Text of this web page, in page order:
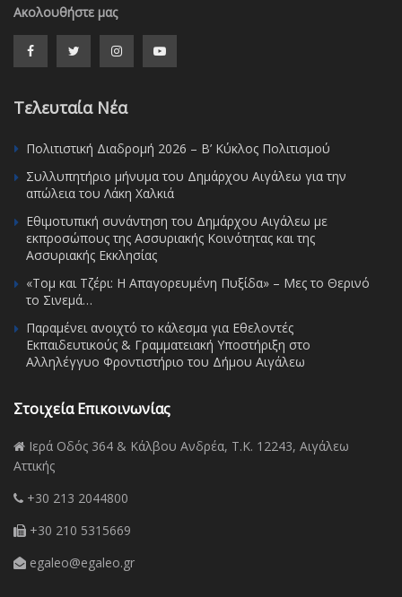
Ακολουθήστε μας
Τελευταία Νέα
Πολιτιστική Διαδρομή 2026 – Β’ Κύκλος Πολιτισμού
Συλλυπητήριο μήνυμα του Δημάρχου Αιγάλεω για την
απώλεια του Λάκη Χαλκιά
Εθιμοτυπική συνάντηση του Δημάρχου Αιγάλεω με
εκπροσώπους της Ασσυριακής Κοινότητας και της
Ασσυριακής Εκκλησίας
«Τομ και Τζέρι: Η Απαγορευμένη Πυξίδα» – Μες το Θερινό
το Σινεμά…
Παραμένει ανοιχτό το κάλεσμα για Εθελοντές
Εκπαιδευτικούς & Γραμματειακή Υποστήριξη στο
Αλληλέγγυο Φροντιστήριο του Δήμου Αιγάλεω
Στοιχεία Επικοινωνίας
Ιερά Οδός 364 & Κάλβου Ανδρέα, Τ.Κ. 12243, Αιγάλεω
Αττικής
+30 213 2044800
+30 210 5315669
egaleo@egaleo.gr